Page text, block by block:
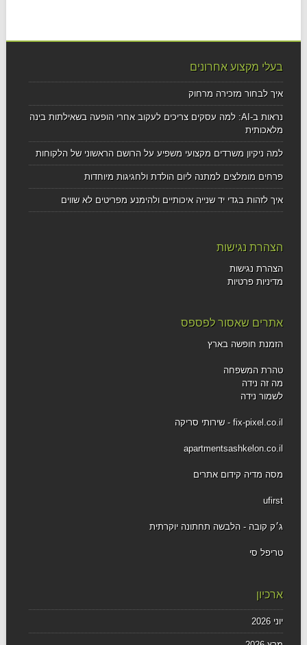
בעלי מקצוע אחרונים
איך לבחור מזכירה מרחוק
נראות ב-AI: למה עסקים צריכים לעקוב אחרי הופעה בשאילתות בינה
מלאכותית
למה ניקיון משרדים מקצועי משפיע על הרושם הראשוני של הלקוחות
פרחים מומלצים למתנה ליום הולדת ולחגיגות מיוחדות
איך לזהות בגדי יד שנייה איכותיים ולהימנע מפריטים לא שווים
הצהרת נגישות
הצהרת נגישות
מדיניות פרטיות
אתרים שאסור לפספס
הזמנת חופשה בארץ
טהרת המשפחה
מה זה נידה
לשמור נידה
fix-pixel.co.il - שירותי סריקה
apartmentsashkelon.co.il
מסה מדיה קידום אתרים
ufirst
ג׳ק קובה - הלבשה תחתונה יוקרתית
טריפל סי
ארכיון
יוני 2026